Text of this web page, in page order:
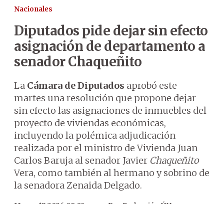
Nacionales
Diputados pide dejar sin efecto
asignación de departamento a
senador Chaqueñito
La Cámara de Diputados aprobó este
martes una resolución que propone dejar
sin efecto las asignaciones de inmuebles del
proyecto de viviendas económicas,
incluyendo la polémica adjudicación
realizada por el ministro de Vivienda Juan
Carlos Baruja al senador Javier Chaqueñito
Vera, como también al hermano y sobrino de
la senadora Zenaida Delgado.